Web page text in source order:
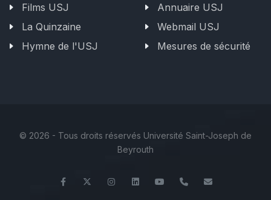
Films USJ
La Quinzaine
Hymne de l'USJ
Annuaire USJ
Webmail USJ
Mesures de sécurité
© 2026 - Tous droits réservés Université Saint-Joseph de
Beyrouth
FacebookTwitter InstagramLinkedInYouTube+961 (1) 421 317